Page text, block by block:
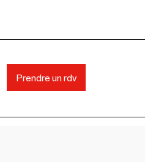
Prendre un rdv